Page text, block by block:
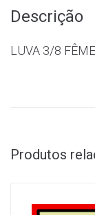
Descrição
LUVA 3/8
Produtos